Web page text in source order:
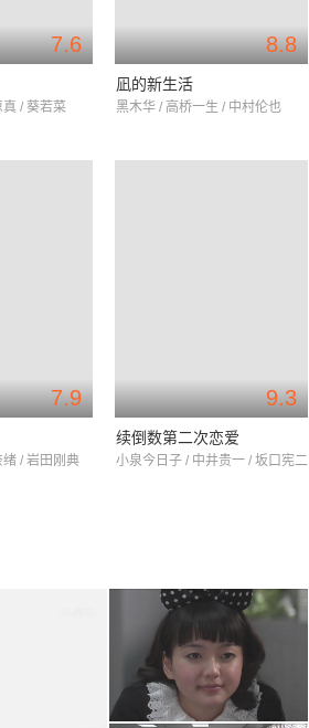
7.6
/ 葵若菜
8.8
凪的新生活
黑木华 / 高桥一生 / 中村伦也
7.9
/ 岩田刚典
9.3
续倒数第二次恋爱
小泉今日子 / 中井贵一 / 坂口宪二